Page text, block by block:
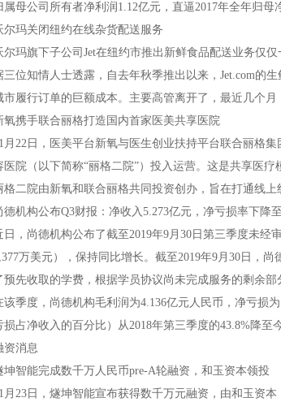
属母公司所有者净利润1.12亿元，直逼2017年全年归母
关闭纽约在线杂货配送服务
旗下子公司Jet在纽约市推出新鲜食品配送业务仅仅
知情人士透露，自去年秋季推出以来，Jet.com的生
市履行订单的巨额成本。主要高管离开了，最近几个月
手联合丽格打造国内首家医美共享医院
日，医美平台新氧与医生创业扶持平台联合丽格集
医院（以下简称“丽格二院”）投入运营。这是共享医疗
院由新氧和联合丽格共同投资创办，旨在打通线上
构公布Q3财报：净收入5.273亿元，净亏损率下降
尚德机构公布了截至2019年9月30日第三季度未经
万美元），保持同比增长。截至2019年9月30日，
预先收取的学费，根据学员协议尚未完成服务的剩余
度，尚德机构毛利润为4.136亿元人民币，净亏损为
损占净收入的百分比）从2018年第三季度的43.8%降至
消息
能完成数千万人民币pre-A轮融资，和玉资本领投
日，燧坤智能宣布获得数千万元融资，由和玉资本